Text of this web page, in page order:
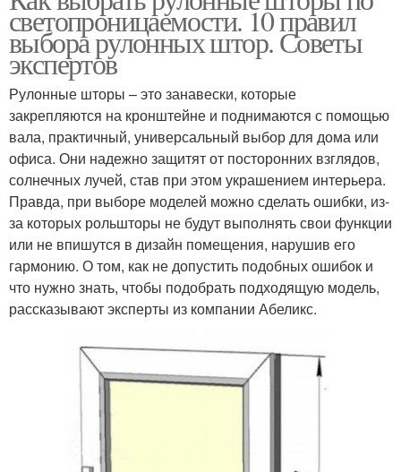
светопроницаемости. 10 правил
выбора рулонных штор. Советы
экспертов
Рулонные шторы – это занавески, которые
закрепляются на кронштейне и поднимаются с помощью
вала, практичный, универсальный выбор для дома или
офиса. Они надежно защитят от посторонних взглядов,
солнечных лучей, став при этом украшением интерьера.
Правда, при выборе моделей можно сделать ошибки, из-
за которых рольшторы не будут выполнять свои функции
или не впишутся в дизайн помещения, нарушив его
гармонию. О том, как не допустить подобных ошибок и
что нужно знать, чтобы подобрать подходящую модель,
рассказывают эксперты из компании Абеликс.